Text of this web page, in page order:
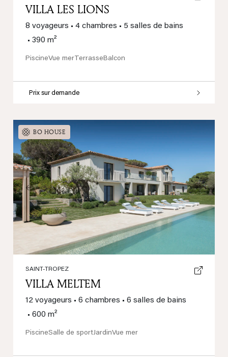
BO HOUSE
Previous Next
SAINT-TROPEZ
VILLA MELTEM
12 voyageurs • 6 chambres • 6 salles de bains
• 600 m²
PiscineSalle de sportJardinVue mer
VILLA LES LIONS
8 voyageurs • 4 chambres • 5 salles de bains
• 390 m²
PiscineVue mer TerrasseBalcon
Prix sur demande